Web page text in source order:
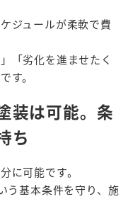
ジュールが柔軟で費
「劣化を進ませたく
す。
装は可能。条
ち
に可能です。
う基本条件を守り、施